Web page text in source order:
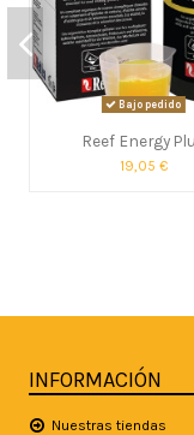
Bajo pedido
Reef Energy
19,05 €
INFORMACIÓN
Nuestras tiendas